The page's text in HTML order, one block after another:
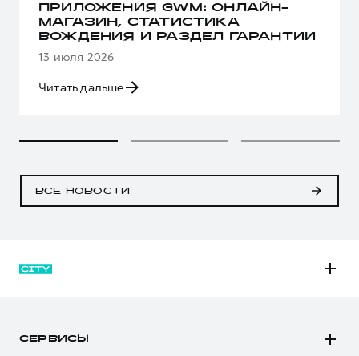
ПРИЛОЖЕНИЯ GWM: ОНЛАЙН-
МАГАЗИН, СТАТИСТИКА
ВОЖДЕНИЯ И РАЗДЕЛ ГАРАНТИИ
13 июля 2026
Читать дальше
ВСЕ НОВОСТИ
СЕРВИСЫ